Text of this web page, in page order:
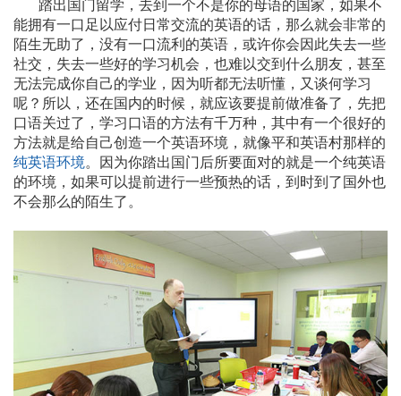
能拥有一口足以应付日常交流的英语的话，那么就会非常的
陌生无助了，没有一口流利的英语，或许你会因此失去一些
社交，失去一些好的学习机会，也难以交到什么朋友，甚至
无法完成你自己的学业，因为听都无法听懂，又谈何学习
呢？所以，还在国内的时候，就应该要提前做准备了，先把
口语关过了，学习口语的方法有千万种，其中有一个很好的
方法就是给自己创造一个英语环境，就像平和英语村那样的
纯英语环境。因为你踏出国门后所要面对的就是一个纯英语
的环境，如果可以提前进行一些预热的话，到时到了国外也
不会那么的陌生了。